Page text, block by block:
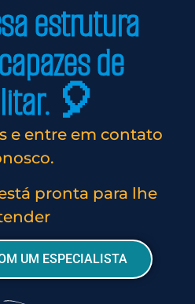
estrutura
de
🎈
e entre em contato
pronta para lhe
UM ESPECIALISTA